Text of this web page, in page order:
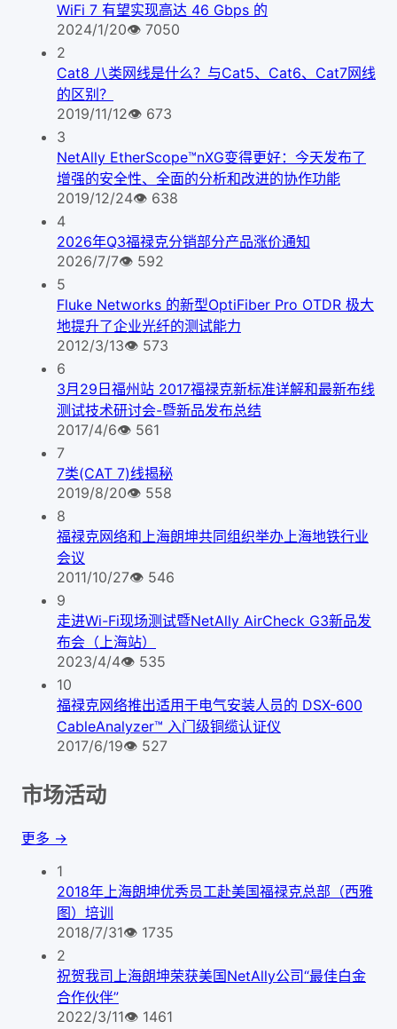
WiFi 7 有望实现高达 46 Gbps 的
2024/1/20👁 7050
2
Cat8 八类网线是什么？与Cat5、Cat6、Cat7网线
的区别？
2019/11/12👁 673
3
NetAlly EtherScope™nXG变得更好：今天发布了
增强的安全性、全面的分析和改进的协作功能
2019/12/24👁 638
4
2026年Q3福禄克分销部分产品涨价通知
2026/7/7👁 592
5
Fluke Networks 的新型OptiFiber Pro OTDR 极大
地提升了企业光纤的测试能力
2012/3/13👁 573
6
3月29日福州站 2017福禄克新标准详解和最新布线
测试技术研讨会-暨新品发布总结
2017/4/6👁 561
7
7类(CAT 7)线揭秘
2019/8/20👁 558
8
福禄克网络和上海朗坤共同组织举办上海地铁行业
会议
2011/10/27👁 546
9
走进Wi-Fi现场测试暨NetAlly AirCheck G3新品发
布会（上海站）
2023/4/4👁 535
10
福禄克网络推出适用于电气安装人员的 DSX-600
CableAnalyzer™ 入门级铜缆认证仪
2017/6/19👁 527
市场活动
更多 →
1
2018年上海朗坤优秀员工赴美国福禄克总部（西雅
图）培训
2018/7/31👁 1735
2
祝贺我司上海朗坤荣获美国NetAlly公司“最佳白金
合作伙伴”
2022/3/11👁 1461